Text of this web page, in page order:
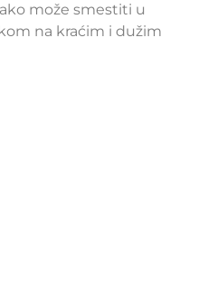
može smestiti u
na kraćim i dužim